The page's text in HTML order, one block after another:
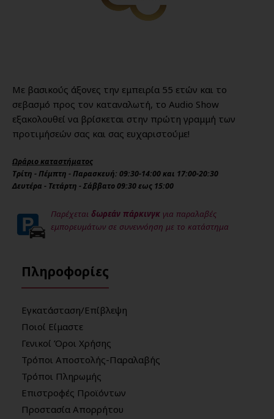
Με βασικούς άξονες την εμπειρία 55 ετών και το
σεβασμό προς τον καταναλωτή, το Audio Show
εξακολουθεί να βρίσκεται στην πρώτη γραμμή των
προτιμήσεών σας και σας ευχαριστούμε!
Ωράριο καταστήματος
Τρίτη - Πέμπτη - Παρασκευή: 09:30-14:00 και 17:00-20:30
Δευτέρα - Τετάρτη - Σάββατο 09:30 εως 15:00
Παρέχεται δωρεάν πάρκινγκ για παραλαβές
εμπορευμάτων σε συνεννόηση με το κατάστημα
Πληροφορίες
Εγκατάσταση/Επίβλεψη
Ποιοί Είμαστε
Γενικοί Όροι Χρήσης
Τρόποι Αποστολής-Παραλαβής
Τρόποι Πληρωμής
Επιστροφές Προϊόντων
Προστασία Απορρήτου